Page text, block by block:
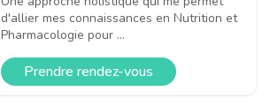
d'allier mes connaissances en Nutrition et
Pharmacologie pour ...
Prendre rendez-vous